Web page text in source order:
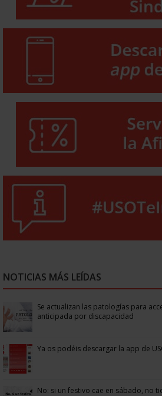
NOTICIAS MÁS LEÍDAS
Se actualizan las patologías para
anticipada por discapacidad
Ya os podéis descargar la app de
No: si un festivo cae en sábado, no